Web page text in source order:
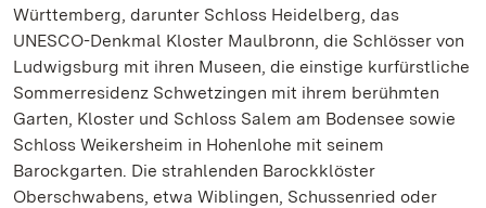
Württemberg, darunter Schloss Heidelberg, das
UNESCO-Denkmal Kloster Maulbronn, die Schlösser von
Ludwigsburg mit ihren Museen, die einstige kurfürstliche
Sommerresidenz Schwetzingen mit ihrem berühmten
Garten, Kloster und Schloss Salem am Bodensee sowie
Schloss Weikersheim in Hohenlohe mit seinem
Barockgarten. Die strahlenden Barockklöster
Oberschwabens, etwa Wiblingen, Schussenried oder